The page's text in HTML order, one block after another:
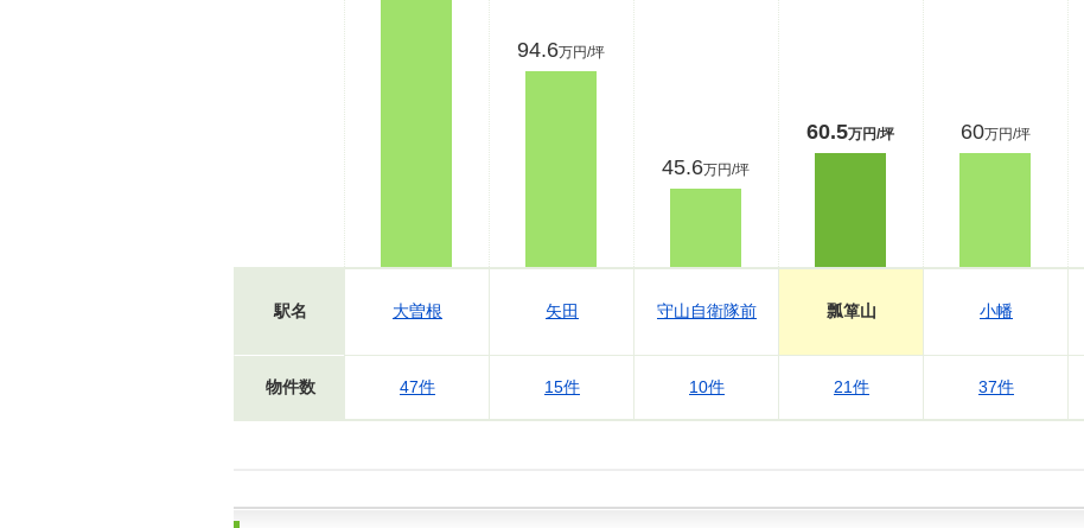
駅名
物件数
大曽根
47件
94.6万円/坪
矢田
15件
45.6万円/坪
守山自衛隊前
10件
60.5万円/坪
瓢箪山
21件
60万円/坪
小幡
37件